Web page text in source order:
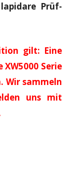
Prüf-
gilt: Eine
Serie
Wir sammeln
uns mit